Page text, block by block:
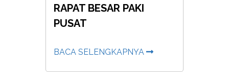
RAPAT BESAR PAKI
PUSAT
BACA SELENGKAPNYA